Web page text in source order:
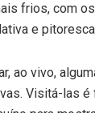
frios, com
e
ao vivo,
Visitá-las